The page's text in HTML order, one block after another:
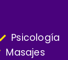
Psicología
Masajes